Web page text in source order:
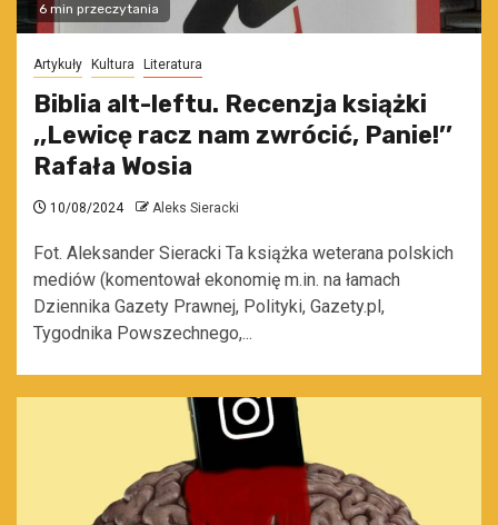
6 min przeczytania
Artykuły Kultura Literatura
Biblia alt-leftu. Recenzja książki
,,Lewicę racz nam zwrócić, Panie!’’
Rafała Wosia
10/08/2024 Aleks Sieracki
Fot. Aleksander Sieracki Ta książka weterana polskich
mediów (komentował ekonomię m.in. na łamach
Dziennika Gazety Prawnej, Polityki, Gazety.pl,
Tygodnika Powszechnego,...